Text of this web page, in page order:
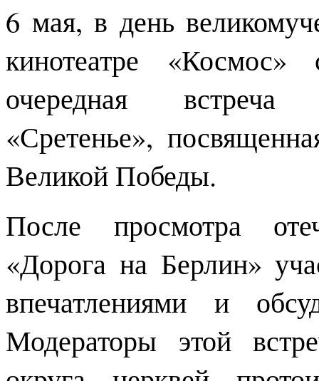
6 мая, в день
кинотеатре
очередная встреча
«Сретенье»,
Великой Победы.
После просмотра
«Дорога на Берлин»
впечатлениями и
Модераторы этой